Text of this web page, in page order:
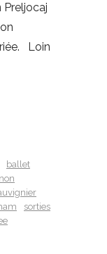
Preljocaj
Loin
ballet
sorties